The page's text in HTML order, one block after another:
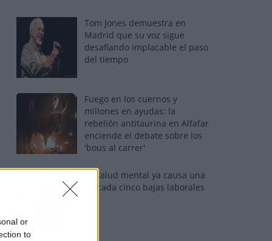
or
to
Tom Jones demuestra en
Madrid que su voz sigue
desafiando implacable el paso
del tiempo
Fuego en los cuernos y
millones en ayudas: la
rebelión antitaurina en Alfafar
enciende el debate sobre los
'bous al carrer'
La salud mental ya causa una
de cada cinco bajas laborales